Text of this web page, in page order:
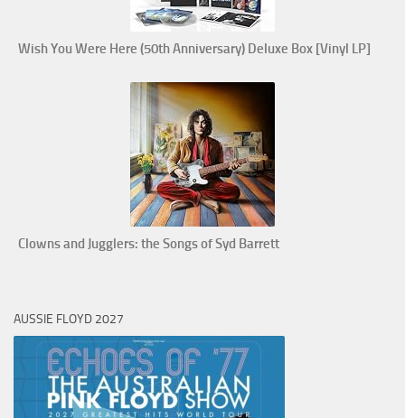
Wish You Were Here (50th Anniversary) Deluxe Box [Vinyl LP]
Clowns and Jugglers: the Songs of Syd Barrett
AUSSIE FLOYD 2027